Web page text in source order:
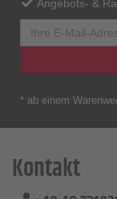
Angebots- &
* ab einem
Kontakt